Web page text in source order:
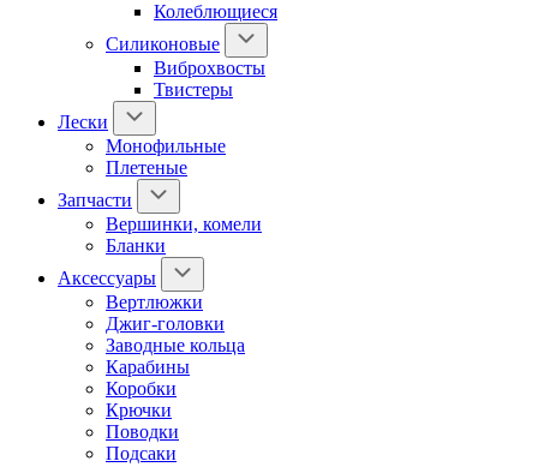
Колеблющиеся
Силиконовые
Виброхвосты
Твистеры
Лески
Монофильные
Плетеные
Запчасти
Вершинки, комели
Бланки
Аксессуары
Вертлюжки
Джиг-головки
Заводные кольца
Карабины
Коробки
Крючки
Поводки
Подсаки